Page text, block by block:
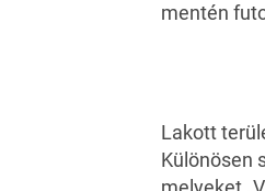
mentén
Lakott
Különösen